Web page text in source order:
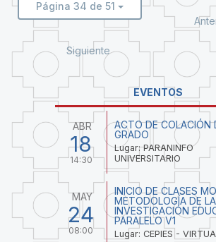
Página 34 de 51
Siguiente
EVENTOS
ABR
18
14:30
ACTO DE COLACIÓN
GRADO
Lugar: PARANINFO
UNIVERSITARIO
MAY
24
08:00
INICIO DE CLASES
METODOLOGÍA DE LA
INVESTIGACIÓN
PARALELO V1
Lugar: CEPIES -